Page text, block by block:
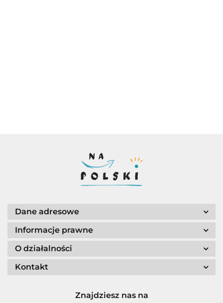
Dane adresowe
Informacje prawne
O działalności
Kontakt
Znajdziesz nas na